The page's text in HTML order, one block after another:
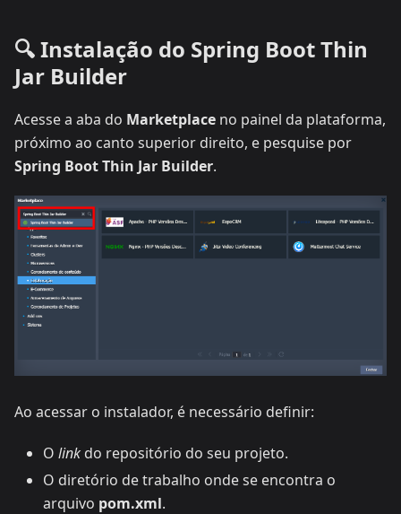
🔍 Instalação do Spring Boot Thin
Jar Builder
Acesse a aba do Marketplace no painel da plataforma,
próximo ao canto superior direito, e pesquise por
Spring Boot Thin Jar Builder.
Ao acessar o instalador, é necessário definir:
O link do repositório do seu projeto.
O diretório de trabalho onde se encontra o
arquivo pom.xml.